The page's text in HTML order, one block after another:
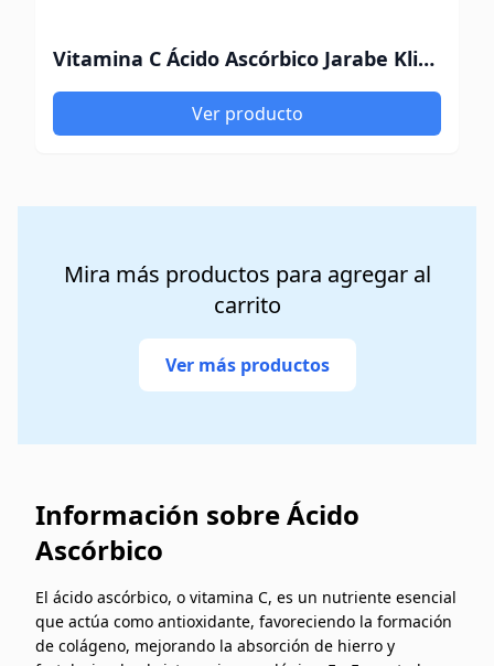
Vitamina C Ácido Ascórbico Jarabe Klinos 120ml
Ver producto
Mira más productos para agregar al
carrito
Ver más productos
Información sobre Ácido
Ascórbico
El ácido ascórbico, o vitamina C, es un nutriente esencial
que actúa como antioxidante, favoreciendo la formación
de colágeno, mejorando la absorción de hierro y